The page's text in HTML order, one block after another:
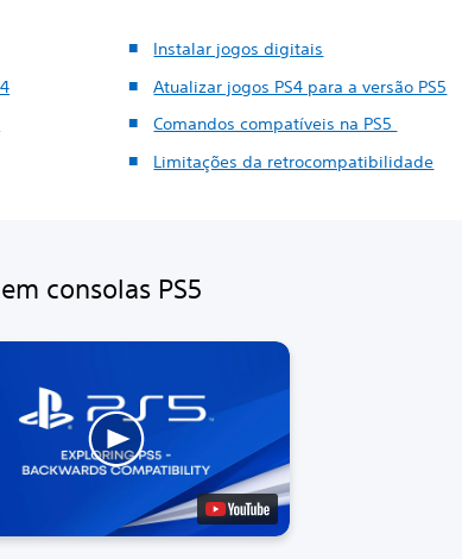
Instalar jogos digitais
Atualizar jogos PS4 para a versão PS5
Comandos compatíveis na PS5
Limitações da retrocompatibilidade
consolas PS5